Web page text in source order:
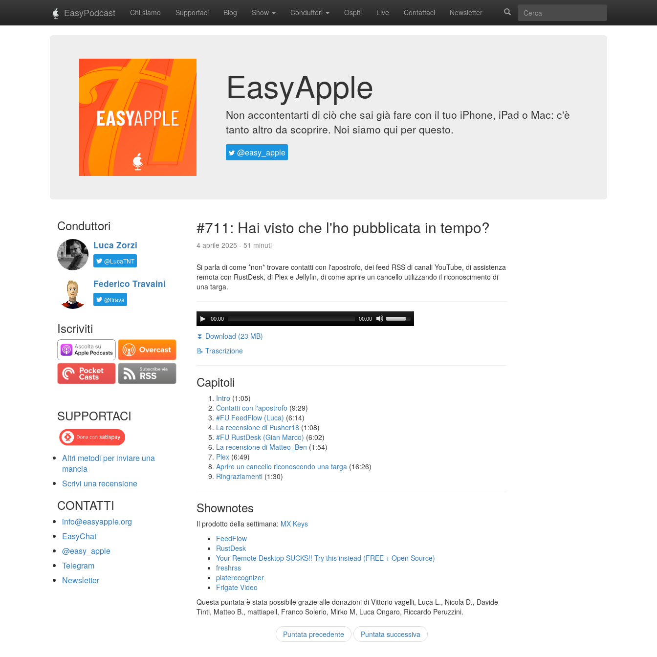
EasyPodcast Chi siamo Supportaci Blog Show Conduttori Ospiti Live Contattaci Newsletter
EasyApple
Non accontentarti di ciò che sai già fare con il tuo iPhone, iPad o Mac: c'è
tanto altro da scoprire. Noi siamo qui per questo.
@easy_apple
Conduttori
Luca Zorzi
@LucaTNT
Federico Travaini
@ftrava
Iscriviti
SUPPORTACI
Altri metodi per inviare una
mancia
Scrivi una recensione
CONTATTI
info@easyapple.org
EasyChat
@easy_apple
Telegram
Newsletter
#711: Hai visto che l'ho pubblicata in tempo?
4 aprile 2025 - 51 minuti
Si parla di come *non* trovare contatti con l'apostrofo, dei feed RSS di canali YouTube, di assistenza
remota con RustDesk, di Plex e Jellyfin, di come aprire un cancello utilizzando il riconoscimento di
una targa.
00:00 00:00
⏬ Download (23 MB)
📝 Trascrizione
Capitoli
Intro (1:05)
Contatti con l'apostrofo (9:29)
#FU FeedFlow (Luca) (6:14)
La recensione di Pusher18 (1:08)
#FU RustDesk (Gian Marco) (6:02)
La recensione di Matteo_Ben (1:54)
Plex (6:49)
Aprire un cancello riconoscendo una targa (16:26)
Ringraziamenti (1:30)
Shownotes
Il prodotto della settimana: MX Keys
FeedFlow
RustDesk
Your Remote Desktop SUCKS!! Try this instead (FREE + Open Source)
freshrss
platerecognizer
Frigate Video
Questa puntata è stata possibile grazie alle donazioni di Vittorio vagelli, Luca L., Nicola D., Davide
Tinti, Matteo B., mattiapell, Franco Solerio, Mirko M, Luca Ongaro, Riccardo Peruzzini.
Puntata precedente Puntata successiva